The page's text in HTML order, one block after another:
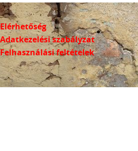
Elérhetőség
Adatkezelési szabályzat
Felhasználási feltételek